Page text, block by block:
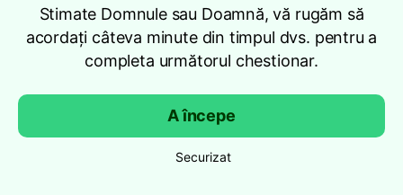
Stimate Domnule sau Doamnă, vă rugăm să
acordați câteva minute din timpul dvs. pentru a
completa următorul chestionar.
A începe
Securizat